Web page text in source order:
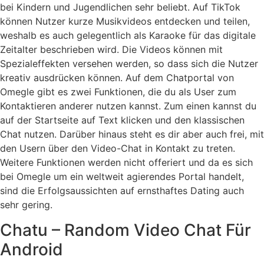
bei Kindern und Jugendlichen sehr beliebt. Auf TikTok
können Nutzer kurze Musikvideos entdecken und teilen,
weshalb es auch gelegentlich als Karaoke für das digitale
Zeitalter beschrieben wird. Die Videos können mit
Spezialeffekten versehen werden, so dass sich die Nutzer
kreativ ausdrücken können. Auf dem Chatportal von
Omegle gibt es zwei Funktionen, die du als User zum
Kontaktieren anderer nutzen kannst. Zum einen kannst du
auf der Startseite auf Text klicken und den klassischen
Chat nutzen. Darüber hinaus steht es dir aber auch frei, mit
den Usern über den Video-Chat in Kontakt zu treten.
Weitere Funktionen werden nicht offeriert und da es sich
bei Omegle um ein weltweit agierendes Portal handelt,
sind die Erfolgsaussichten auf ernsthaftes Dating auch
sehr gering.
Chatu – Random Video Chat Für
Android